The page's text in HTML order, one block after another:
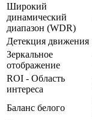
Широкий
динамический
диапазон (WDR)
Детекция движения
Зеркальное
отображение
ROI - Область
интереса
Баланс белого